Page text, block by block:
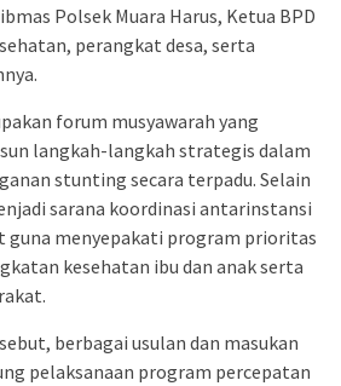
Polsek Muara Harus, Ketua BPD
perangkat desa, serta
forum musyawarah yang
langkah-langkah strategis dalam
stunting secara terpadu. Selain
sarana koordinasi antarinstansi
guna menyepakati program prioritas
kesehatan ibu dan anak serta
berbagai usulan dan masukan
pelaksanaan program percepatan